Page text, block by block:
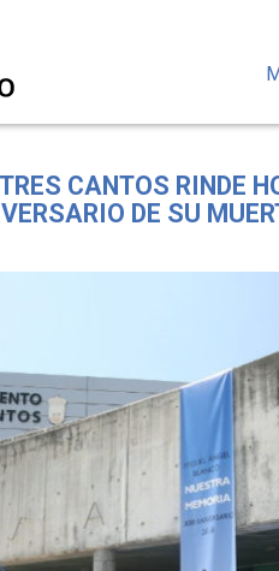
CANTOS RINDE
DE SU